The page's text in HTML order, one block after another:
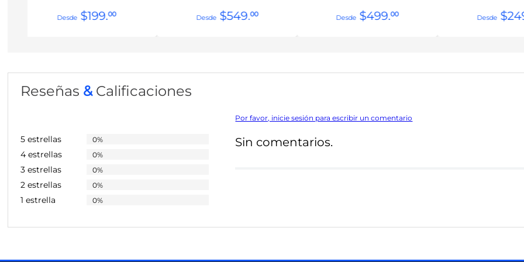
$199.00 $549.00 $499.00 $
Reseñas &Calificaciones
5 estrellas 0%
4 estrellas 0%
3 estrellas 0%
2 estrellas 0%
1 estrella 0%
Por favor, inicie sesión para escribir un comentario
Sin comentarios.